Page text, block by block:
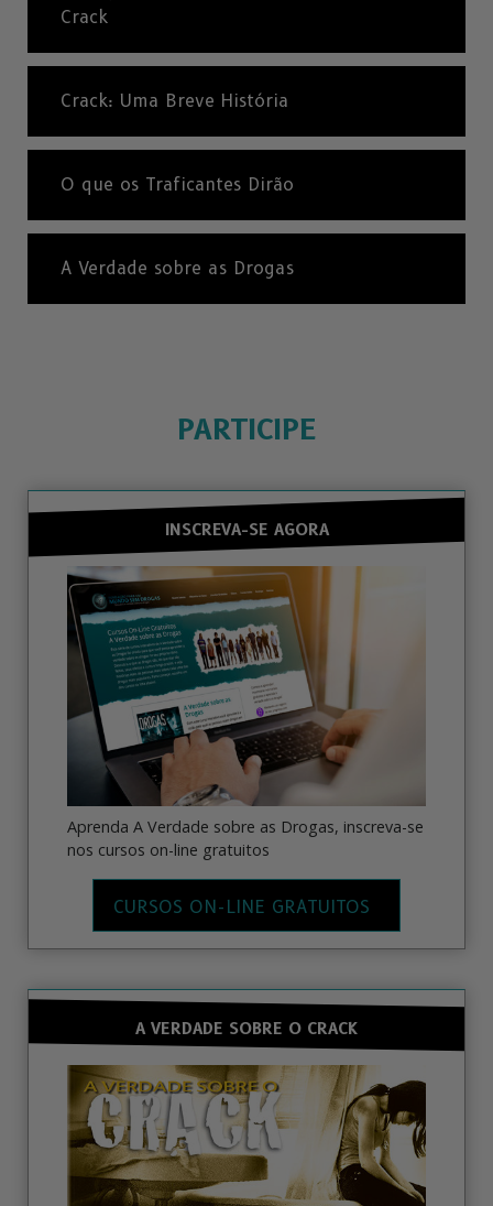
Crack
Crack: Uma Breve História
O que os Traficantes Dirão
A Verdade sobre as Drogas
PARTICIPE
INSCREVA-SE AGORA
Aprenda A Verdade sobre as Drogas, inscreva-se
nos cursos on-line gratuitos
CURSOS ON-LINE GRATUITOS
A VERDADE SOBRE O CRACK